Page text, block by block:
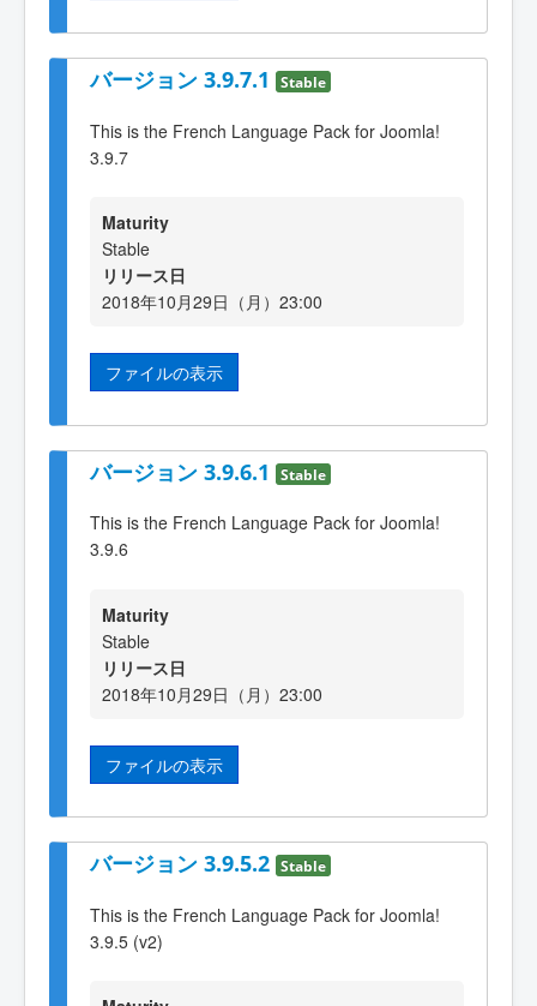
バージョン 3.9.7.1 Stable
This is the French Language Pack for Joomla!
3.9.7
Maturity
Stable
リリース日
2018年10月29日（月）23:00
ファイルの表示
バージョン 3.9.6.1 Stable
This is the French Language Pack for Joomla!
3.9.6
Maturity
Stable
リリース日
2018年10月29日（月）23:00
ファイルの表示
バージョン 3.9.5.2 Stable
This is the French Language Pack for Joomla!
3.9.5 (v2)